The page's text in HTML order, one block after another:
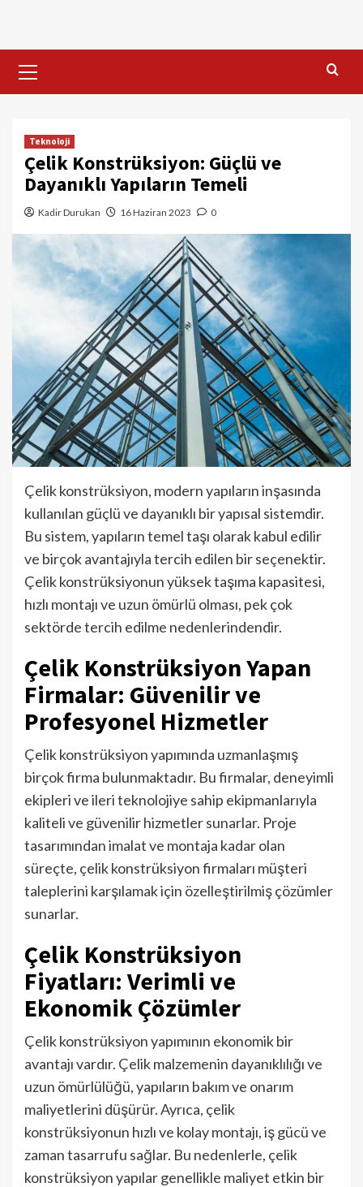
content
Menu
Teknoloji
Çelik Konstrüksiyon: Güçlü ve
Dayanıklı Yapıların Temeli
Kadir Durukan 16 Haziran 2023 0
Çelik konstrüksiyon, modern yapıların inşasında
kullanılan güçlü ve dayanıklı bir yapısal sistemdir.
Bu sistem, yapıların temel taşı olarak kabul edilir
ve birçok avantajıyla tercih edilen bir seçenektir.
Çelik konstrüksiyonun yüksek taşıma kapasitesi,
hızlı montajı ve uzun ömürlü olması, pek çok
sektörde tercih edilme nedenlerindendir.
Çelik Konstrüksiyon Yapan
Firmalar: Güvenilir ve
Profesyonel Hizmetler
Çelik konstrüksiyon yapımında uzmanlaşmış
birçok firma bulunmaktadır. Bu firmalar, deneyimli
ekipleri ve ileri teknolojiye sahip ekipmanlarıyla
kaliteli ve güvenilir hizmetler sunarlar. Proje
tasarımından imalat ve montaja kadar olan
süreçte, çelik konstrüksiyon firmaları müşteri
taleplerini karşılamak için özelleştirilmiş çözümler
sunarlar.
Çelik Konstrüksiyon
Fiyatları: Verimli ve
Ekonomik Çözümler
Çelik konstrüksiyon yapımının ekonomik bir
avantajı vardır. Çelik malzemenin dayanıklılığı ve
uzun ömürlülüğü, yapıların bakım ve onarım
maliyetlerini düşürür. Ayrıca, çelik
konstrüksiyonun hızlı ve kolay montajı, iş gücü ve
zaman tasarrufu sağlar. Bu nedenlerle, çelik
konstrüksiyon yapılar genellikle maliyet etkin bir